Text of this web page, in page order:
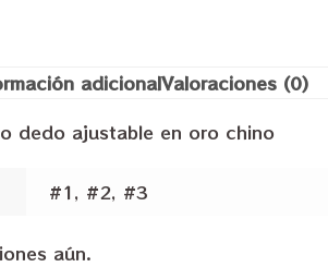
adicionalValoraciones (0)
dedo ajustable en oro chino
#1, #2, #3
aún.